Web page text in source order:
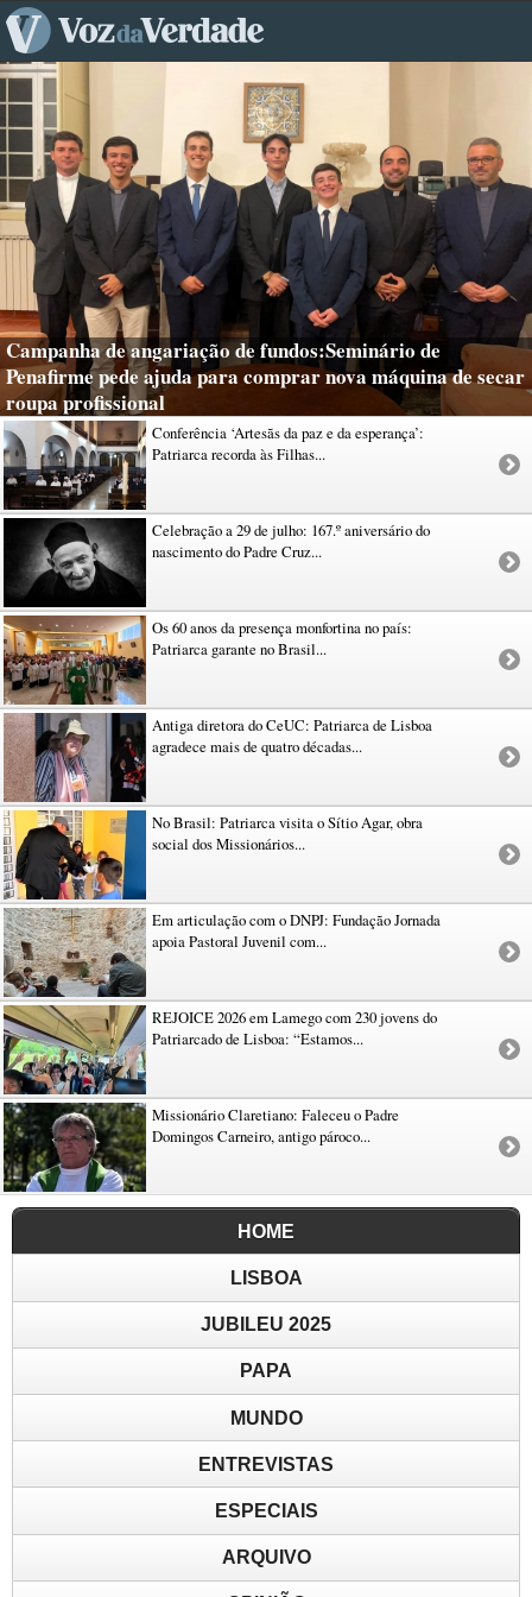
Campanha de angariação de fundos:Seminário de
Penafirme pede ajuda para comprar nova máquina de secar
roupa profissional
Conferência ‘Artesãs da paz e da esperança’:
Patriarca recorda às Filhas...
Celebração a 29 de julho: 167.º aniversário do
nascimento do Padre Cruz...
Os 60 anos da presença monfortina no país:
Patriarca garante no Brasil...
Antiga diretora do CeUC: Patriarca de Lisboa
agradece mais de quatro décadas...
No Brasil: Patriarca visita o Sítio Agar, obra
social dos Missionários...
Em articulação com o DNPJ: Fundação Jornada
apoia Pastoral Juvenil com...
REJOICE 2026 em Lamego com 230 jovens do
Patriarcado de Lisboa: “Estamos...
Missionário Claretiano: Faleceu o Padre
Domingos Carneiro, antigo pároco...
HOME
LISBOA
JUBILEU 2025
PAPA
MUNDO
ENTREVISTAS
ESPECIAIS
ARQUIVO